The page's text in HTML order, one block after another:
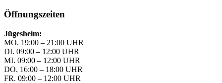
Öffnungszeiten
Jügesheim:
MO. 19:00 – 21:00 UHR
DI. 09:00 – 12:00 UHR
MI. 09:00 – 12:00 UHR
DO. 16:00 – 18:00 UHR
FR. 09:00 – 12:00 UHR